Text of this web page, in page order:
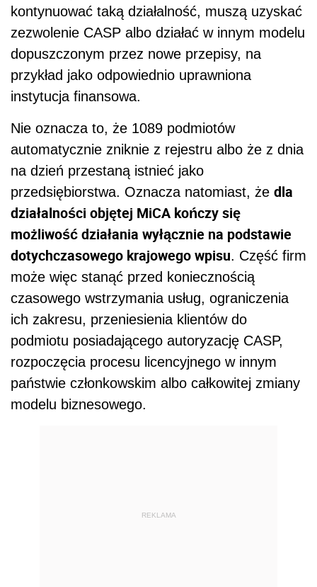
kontynuować taką działalność, muszą uzyskać
zezwolenie CASP albo działać w innym modelu
dopuszczonym przez nowe przepisy, na
przykład jako odpowiednio uprawniona
instytucja finansowa.
Nie oznacza to, że 1089 podmiotów
automatycznie zniknie z rejestru albo że z dnia
na dzień przestaną istnieć jako
przedsiębiorstwa. Oznacza natomiast, że dla
działalności objętej MiCA kończy się
możliwość działania wyłącznie na podstawie
dotychczasowego krajowego wpisu. Część firm
może więc stanąć przed koniecznością
czasowego wstrzymania usług, ograniczenia
ich zakresu, przeniesienia klientów do
podmiotu posiadającego autoryzację CASP,
rozpoczęcia procesu licencyjnego w innym
państwie członkowskim albo całkowitej zmiany
modelu biznesowego.
REKLAMA